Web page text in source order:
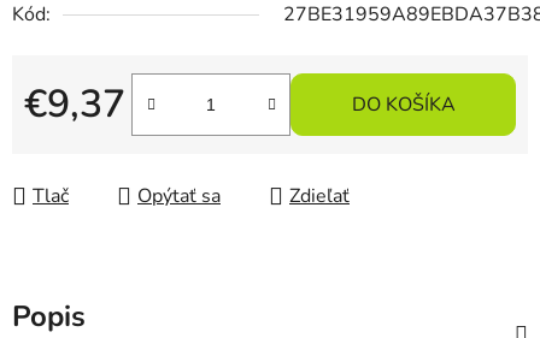
Kód:
€9,37
Jednotková cena:
DO KOŠÍKA
Tlač Opýtať sa Zdieľať
Popis